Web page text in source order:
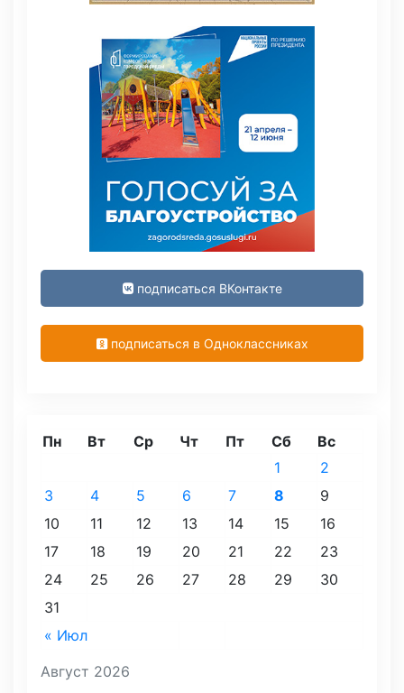
подписаться ВКонтакте
подписаться в Одноклассниках
Август 2026
Пн Вт Ср Чт Пт Сб Вс
« Июл
1
2
3
4 5 6 7 8
9
10
11 12 13 14 15
16
17
18 19 20 21 22
23
24
25 26 27 28 29
30
31